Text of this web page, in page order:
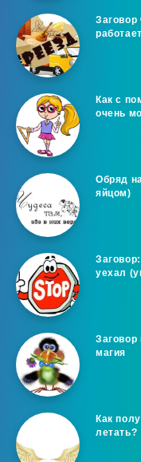
Заговор
работает
Как с
очень
Обряд
яйцом)
уехал
Заговор
магия
Как
летать?